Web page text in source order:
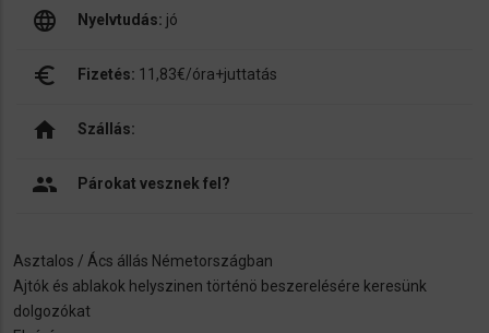
language Nyelvtudás: jó
euro_symbol Fizetés: 11,83€/óra+juttatás
home Szállás:
people Párokat vesznek fel?
Asztalos / Ács állás Németországban
Ajtók és ablakok helyszinen történö beszerelésére keresünk
dolgozókat